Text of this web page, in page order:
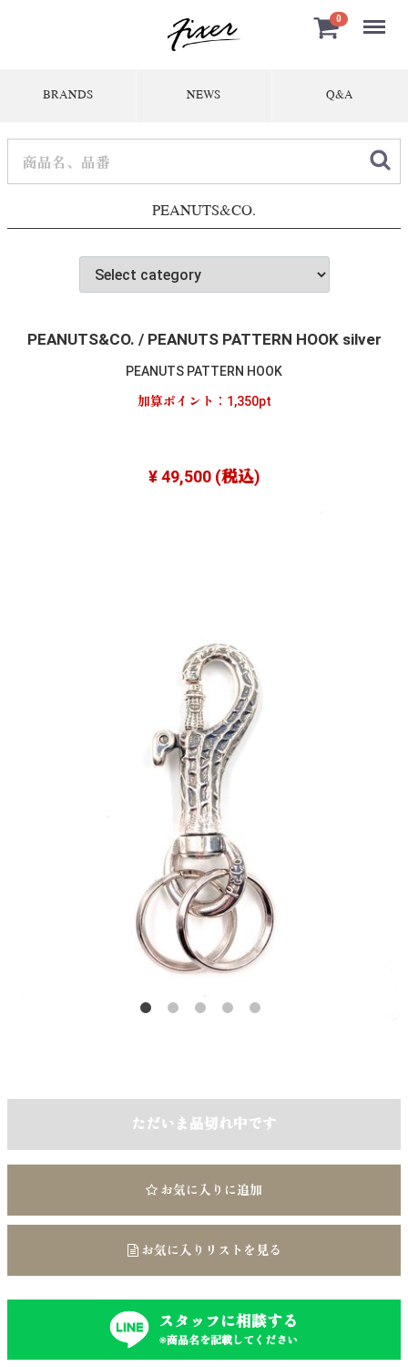
0 Menu
BRANDS NEWS Q&A
PEANUTS&CO.
PEANUTS&CO. / PEANUTS PATTERN HOOK silver
PEANUTS PATTERN HOOK
加算ポイント： 1,350pt
¥ 49,500(税込)
ただいま品切れ中です
お気に入りに追加
お気に入りリストを見る
スタッフに相談する
※商品名を記載してください